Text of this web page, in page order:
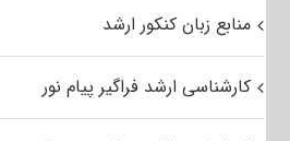
منابع زبان کنکور ارشد
کارشناسی ارشد فراگیر پیام نور